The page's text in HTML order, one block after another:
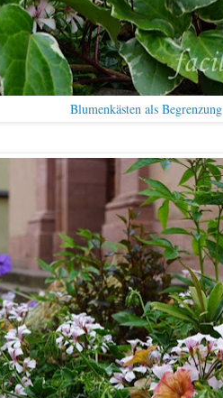
Blumenkästen als Begrenzung